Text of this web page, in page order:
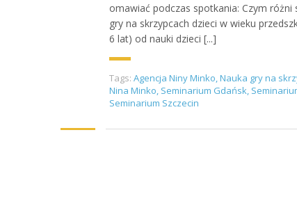
omawiać podczas spotkania: Czym różni
gry na skrzypcach dzieci w wieku
6 lat) od nauki dzieci [...]
Tags: Agencja Niny Minko,Nauka gry na
Nina Minko, Seminarium Gdańsk,
Seminarium Szczecin